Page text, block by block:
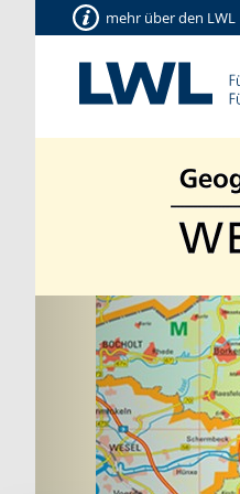
mehr über den LWL
Vorherige